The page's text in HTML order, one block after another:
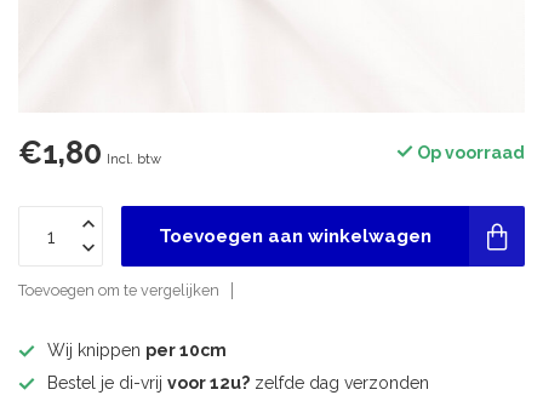
€1,80 Incl. btw Op voorraad
Toevoegen aan winkelwagen
Toevoegen om te vergelijken
Wij knippen per 10cm
Bestel je di-vrij voor 12u? zelfde dag verzonden